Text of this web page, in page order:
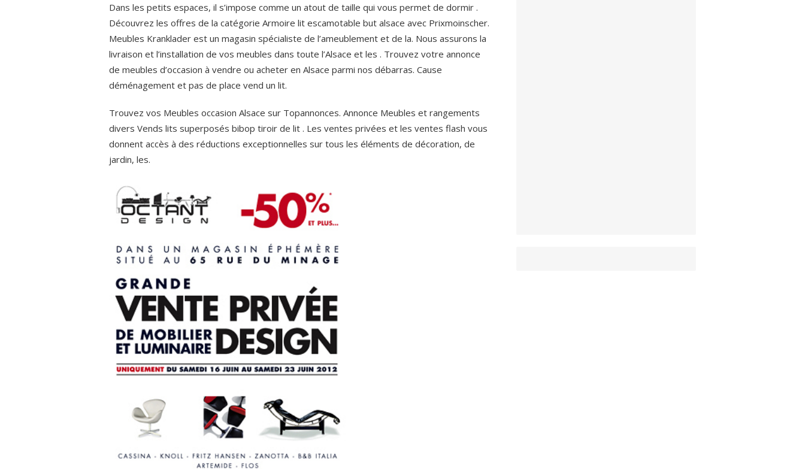
Dans les petits espaces, il s’impose comme un atout de taille qui vous permet de dormir .
Découvrez les offres de la catégorie Armoire lit escamotable but alsace avec Prixmoinscher.
Meubles Kranklader est un magasin spécialiste de l’ameublement et de la. Nous assurons la
livraison et l’installation de vos meubles dans toute l’Alsace et les . Trouvez votre annonce
de meubles d’occasion à vendre ou acheter en Alsace parmi nos débarras. Cause
déménagement et pas de place vend un lit.
Trouvez vos Meubles occasion Alsace sur Topannonces. Annonce Meubles et rangements
divers Vends lits superposés bibop tiroir de lit . Les ventes privées et les ventes flash vous
donnent accès à des réductions exceptionnelles sur tous les éléments de décoration, de
jardin, les.